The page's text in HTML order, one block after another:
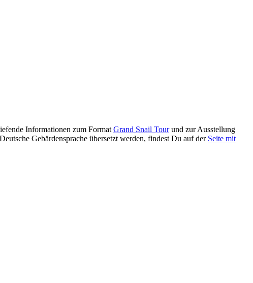
Informationen zum Format Grand Snail Tourund zur Ausstellung
Gebärdensprache übersetzt werden, findest Du auf der Seite mit